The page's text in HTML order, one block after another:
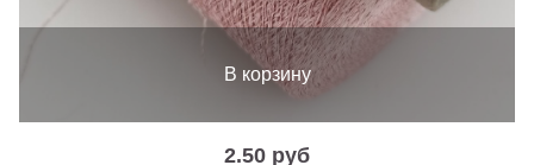
В корзину
2.50 руб